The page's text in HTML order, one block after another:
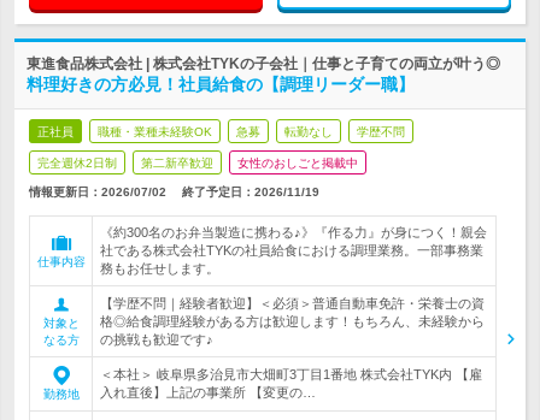
東進食品株式会社 | 株式会社TYKの子会社｜仕事と子育ての両立が叶う◎
料理好きの方必見！社員給食の【調理リーダー職】
正社員 職種・業種未経験OK 急募 転勤なし 学歴不問
完全週休2日制 第二新卒歓迎 女性のおしごと掲載中
情報更新日：2026/07/02 終了予定日： 2026/11/19
仕事内容
《約300名のお弁当製造に携わる♪》『作る力』が身につく！親会
社である株式会社TYKの社員給食における調理業務。一部事務業
務もお任せします。
対象と
なる方
【学歴不問｜経験者歓迎】＜必須＞普通自動車免許・栄養士の資
格◎給食調理経験がある方は歓迎します！もちろん、未経験から
の挑戦も歓迎です♪
勤務地
＜本社＞ 岐阜県多治見市大畑町3丁目1番地 株式会社TYK内 【雇
入れ直後】上記の事業所 【変更の…